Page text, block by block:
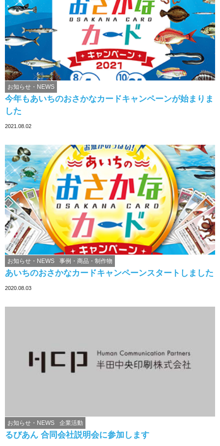
今年もあいちのおさかなカードキャンペーンが始まりま
した
お知らせ・NEWS
2021.08.02
あいちのおさかなカードキャンペーンスタートしました
お知らせ・NEWS 事例・商品・制作物
2020.08.03
るびあん 合同会社説明会に参加します
お知らせ・NEWS 企業活動